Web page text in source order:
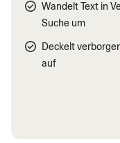
Wandelt Text in
Suche um
Deckelt
auf